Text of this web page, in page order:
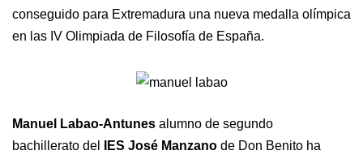
conseguido para Extremadura una nueva medalla olímpica
en las IV Olimpiada de Filosofía de España.
Manuel Labao-Antunes alumno de segundo
bachillerato del
IES José Manzano de Don Benito ha